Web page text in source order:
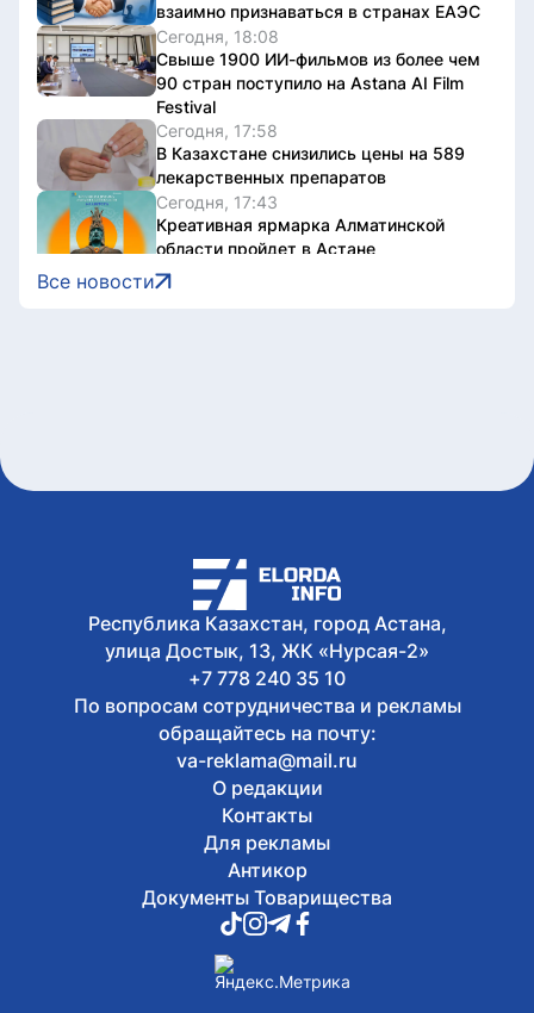
взаимно признаваться в странах ЕАЭС
Сегодня, 18:08
Свыше 1900 ИИ-фильмов из более чем
90 стран поступило на Astana AI Film
Festival
Сегодня, 17:58
В Казахстане снизились цены на 589
лекарственных препаратов
Сегодня, 17:43
Креативная ярмарка Алматинской
области пройдет в Астане
Сегодня, 17:35
Легендарные игры и рыцари из
Сегодня, 17:05
Казахстанские гольфисты завоевали
17 медалей на международном
турнире в Алматы
Все новости
Республика Казахстан, город Астана,
улица Достык, 13, ЖК «Нурсая-2»
+7 778 240 35 10
По вопросам сотрудничества и рекламы
обращайтесь на почту:
va-reklama@mail.ru
О редакции
Контакты
Для рекламы
Антикор
Документы Товарищества